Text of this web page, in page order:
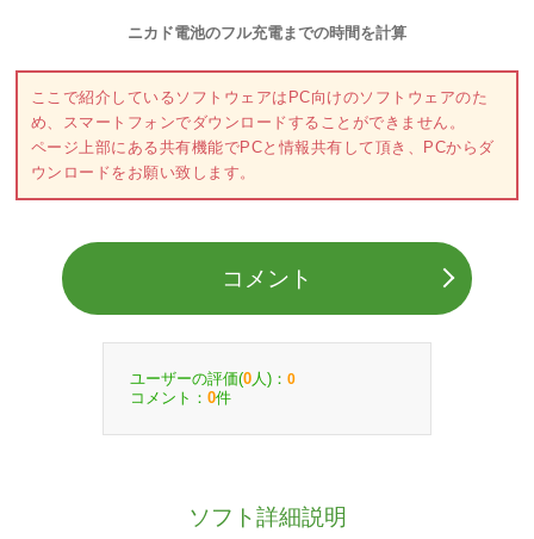
ニカド電池のフル充電までの時間を計算
ここで紹介しているソフトウェアはPC向けのソフトウェアのた
め、スマートフォンでダウンロードすることができません。
ページ上部にある共有機能でPCと情報共有して頂き、PCからダ
ウンロードをお願い致します。
コメント
ユーザーの評価(0 人)： 0
コメント： 0件
ソフト詳細説明